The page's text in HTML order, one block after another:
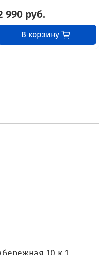
990 руб.
В корзину